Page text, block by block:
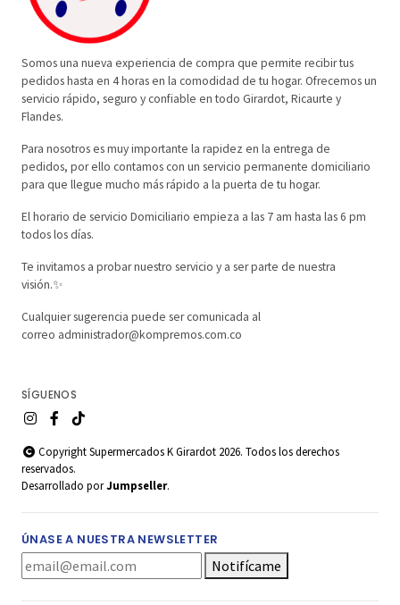
Somos una nueva experiencia de compra que permite recibir tus
pedidos hasta en 4 horas en la comodidad de tu hogar. Ofrecemos un
servicio rápido, seguro y confiable en todo Girardot, Ricaurte y
Flandes.
Para nosotros es muy importante la rapidez en la entrega de
pedidos, por ello contamos con un servicio permanente domiciliario
para que llegue mucho más rápido a la puerta de tu hogar.
El horario de servicio Domiciliario empieza a las 7 am hasta las 6 pm
todos los días.
Te invitamos a probar nuestro servicio y a ser parte de nuestra
visión.✨
Cualquier sugerencia puede ser comunicada al
correo administrador@kompremos.com.co
SÍGUENOS
Copyright Supermercados K Girardot 2026. Todos los derechos
reservados.
Desarrollado porJumpseller.
ÚNASE A NUESTRA NEWSLETTER
Notifícame